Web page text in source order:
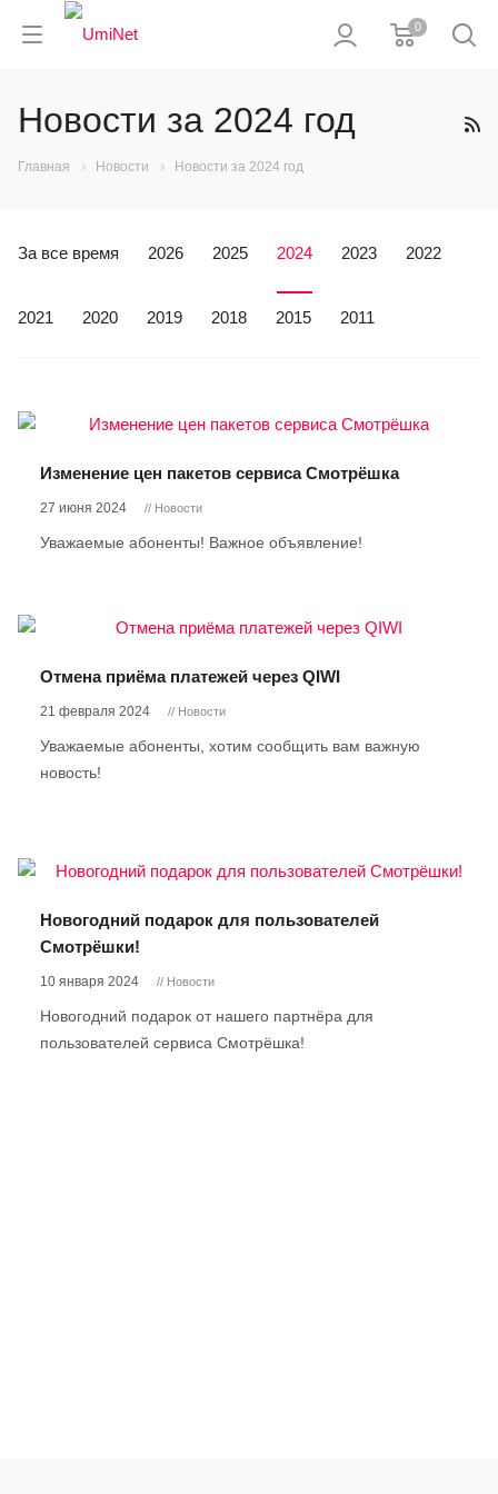
0
Новости за 2024 год
Главная Новости Новости за 2024 год
За все время 2026 2025 2024 2023 2022
2021 2020 2019 2018 2015 2011
Изменение цен пакетов сервиса Смотрёшка
27 июня 2024 // Новости
Уважаемые абоненты! Важное объявление!
Отмена приёма платежей через QIWI
21 февраля 2024 // Новости
Уважаемые абоненты, хотим сообщить вам важную
новость!
Новогодний подарок для пользователей
Смотрёшки!
10 января 2024 // Новости
Новогодний подарок от нашего партнёра для
пользователей сервиса Смотрёшка!